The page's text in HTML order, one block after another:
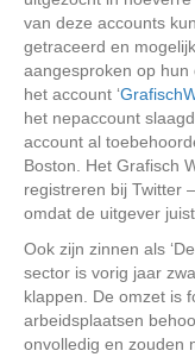
van deze accounts
getraceerd en
aangesproken op
het account ‘
het nepaccount
account al
Boston. Het Grafisch
registreren bij Twitter
omdat de uitgever
Ook zijn zinnen als
sector is vorig jaar
klappen. De omzet is
arbeidsplaatsen
onvolledig en zouden